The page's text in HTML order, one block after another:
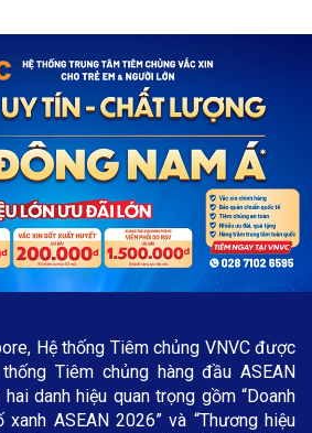
Hệ thống Tiêm chủng VNVC được
Tiêm chủng hàng đầu ASEAN
danh hiệu quan trọng gồm “Doanh
ASEAN 2026” và “Thương hiệu